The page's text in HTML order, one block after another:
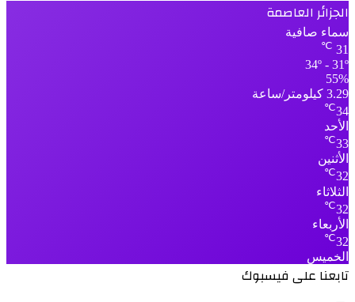
الجزائر العاصمة
سماء صافية
31
℃
34º - 31º
55%
3.29 كيلومتر/ساعة
34
℃
الأحد
33
℃
الأثنين
32
℃
الثلاثاء
32
℃
الأربعاء
32
℃
الخميس
تابعنا على فيسبوك